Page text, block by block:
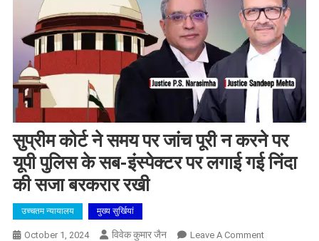
सुप्रीम कोर्ट ने समय पर जांच पूरी न करने पर
यूपी पुलिस के सब-इंस्पेक्टर पर लगाई गई निंदा
की सजा बरकरार रखी
उच्चतम न्यायालय मुख्य सुर्खियां
October 1, 2024 विवेक कुमार जैन Leave A CommentOn